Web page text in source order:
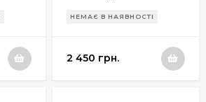
НЕМАЄ В НАЯВНОСТІ
2 450 грн.